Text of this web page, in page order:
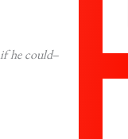
if he could–